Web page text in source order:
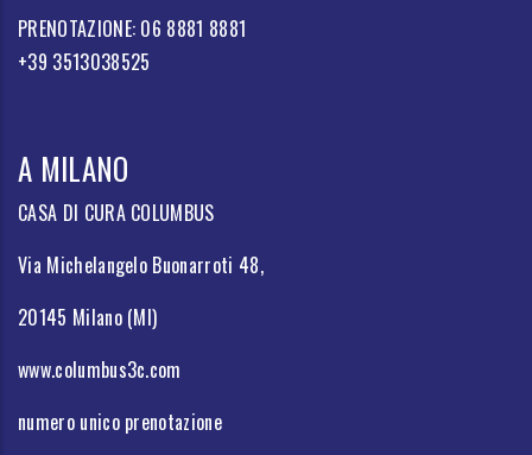
PRENOTAZIONE: 06 8881 8881
+39 3513038525
A MILANO
CASA DI CURA COLUMBUS
Via Michelangelo Buonarroti 48,
20145 Milano (MI)
www.columbus3c.com
numero unico prenotazione